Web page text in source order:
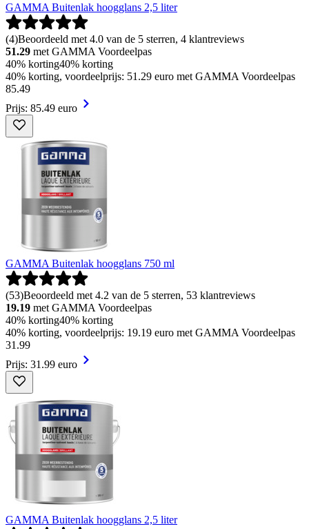
GAMMA Buitenlak hoogglans 2,5 liter
(4)Beoordeeld met 4.0 van de 5 sterren, 4 klantreviews
51.29 met GAMMA Voordeelpas
40% korting40% korting
40% korting, voordeelprijs: 51.29 euro met GAMMA Voordeelpas
85.49
Prijs: 85.49 euro
GAMMA Buitenlak hoogglans 750 ml
(53)Beoordeeld met 4.2 van de 5 sterren, 53 klantreviews
19.19 met GAMMA Voordeelpas
40% korting40% korting
40% korting, voordeelprijs: 19.19 euro met GAMMA Voordeelpas
31 .99
Prijs: 31.99 euro
GAMMA Buitenlak hoogglans 2,5 liter